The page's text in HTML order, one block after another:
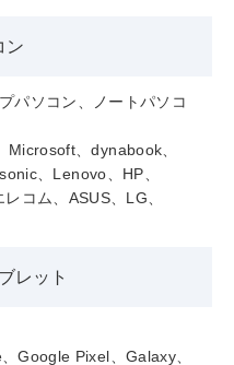
ン
パソコン、ノートパソコ
Microsoft、dynabook、
、Lenovo、HP、
コム、ASUS、LG、
レット
Google Pixel、Galaxy、